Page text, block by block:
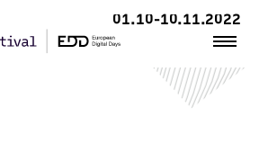
01.10-10.11.2022